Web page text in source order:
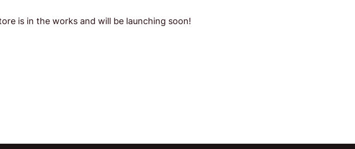
is in the works and will be launching soon!